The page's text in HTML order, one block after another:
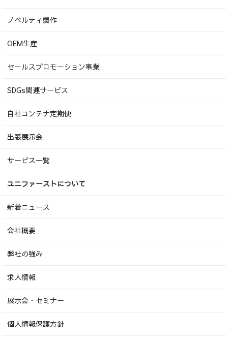
ノベルティ製作
OEM生産
セールスプロモーション事業
SDGs関連サービス
自社コンテナ定期便
出張展示会
サービス一覧
ユニファーストについて
新着ニュース
会社概要
弊社の強み
求人情報
展示会・セミナー
個人情報保護方針